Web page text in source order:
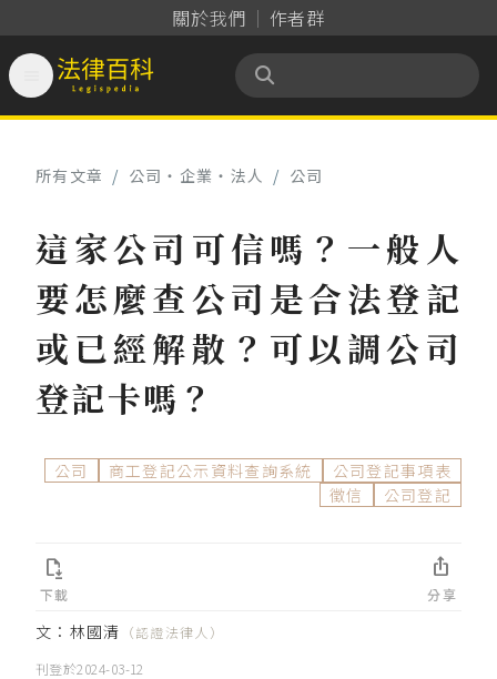
關於我們 作者群
法律百科 Legispedia
所有文章 / 公司‧企業‧法人 / 公司
這家公司可信嗎？一般人
要怎麼查公司是合法登記
或已經解散？可以調公司
登記卡嗎？
公司 商工登記公示資料查詢系統
公司登記事項表
徵信
公司登記
文： 林國清 （認證法律人）
刊登於2024-03-12
下載

分享
